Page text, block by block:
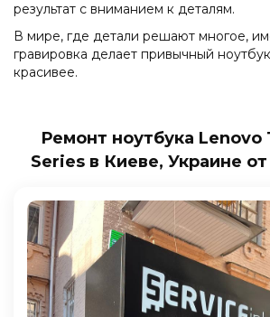
результат с вниманием к деталям.
В мире, где детали решают многое,
гравировка делает привычный
красивее.
Ремонт ноутбука Lenovo
Series в Киеве, Украине